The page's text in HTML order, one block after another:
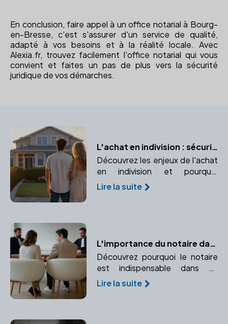
En conclusion, faire appel à un office notarial à Bourg-
en-Bresse, c'est s'assurer d'un service de qualité,
adapté à vos besoins et à la réalité locale. Avec
Alexia.fr, trouvez facilement l'office notarial qui vous
convient et faites un pas de plus vers la sécurité
juridique de vos démarches.
L'achat en indivision : sécuriser votre bien à deux avec un notaire
Découvrez les enjeux de l'achat
en indivision et pourquoi
consulter un notaire est
indispensable pour protéger vos
Lire la suite
L'importance du notaire dans un divorce par consentement mutuel
Découvrez pourquoi le notaire
est indispensable dans un
divorce par consentement
mutuel et comment il garantit la
Lire la suite